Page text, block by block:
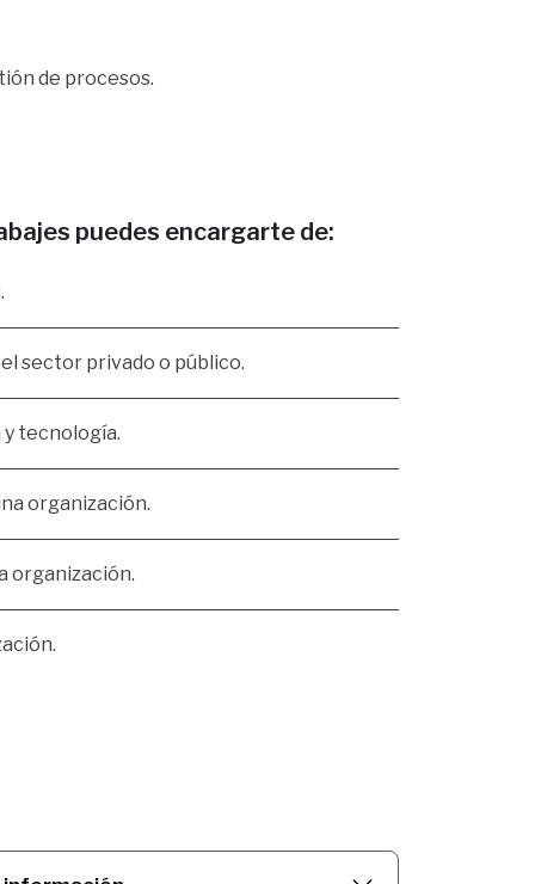
de procesos.
puedes encargarte de:
sector privado o público.
tecnología.
organización.
organización.